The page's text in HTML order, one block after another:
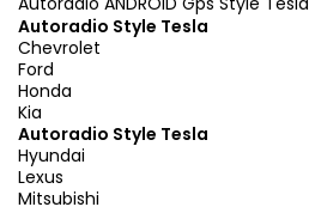
Autoradio Style Tesla
Chevrolet
Ford
Honda
Kia
Autoradio Style Tesla
Hyundai
Lexus
Mitsubishi